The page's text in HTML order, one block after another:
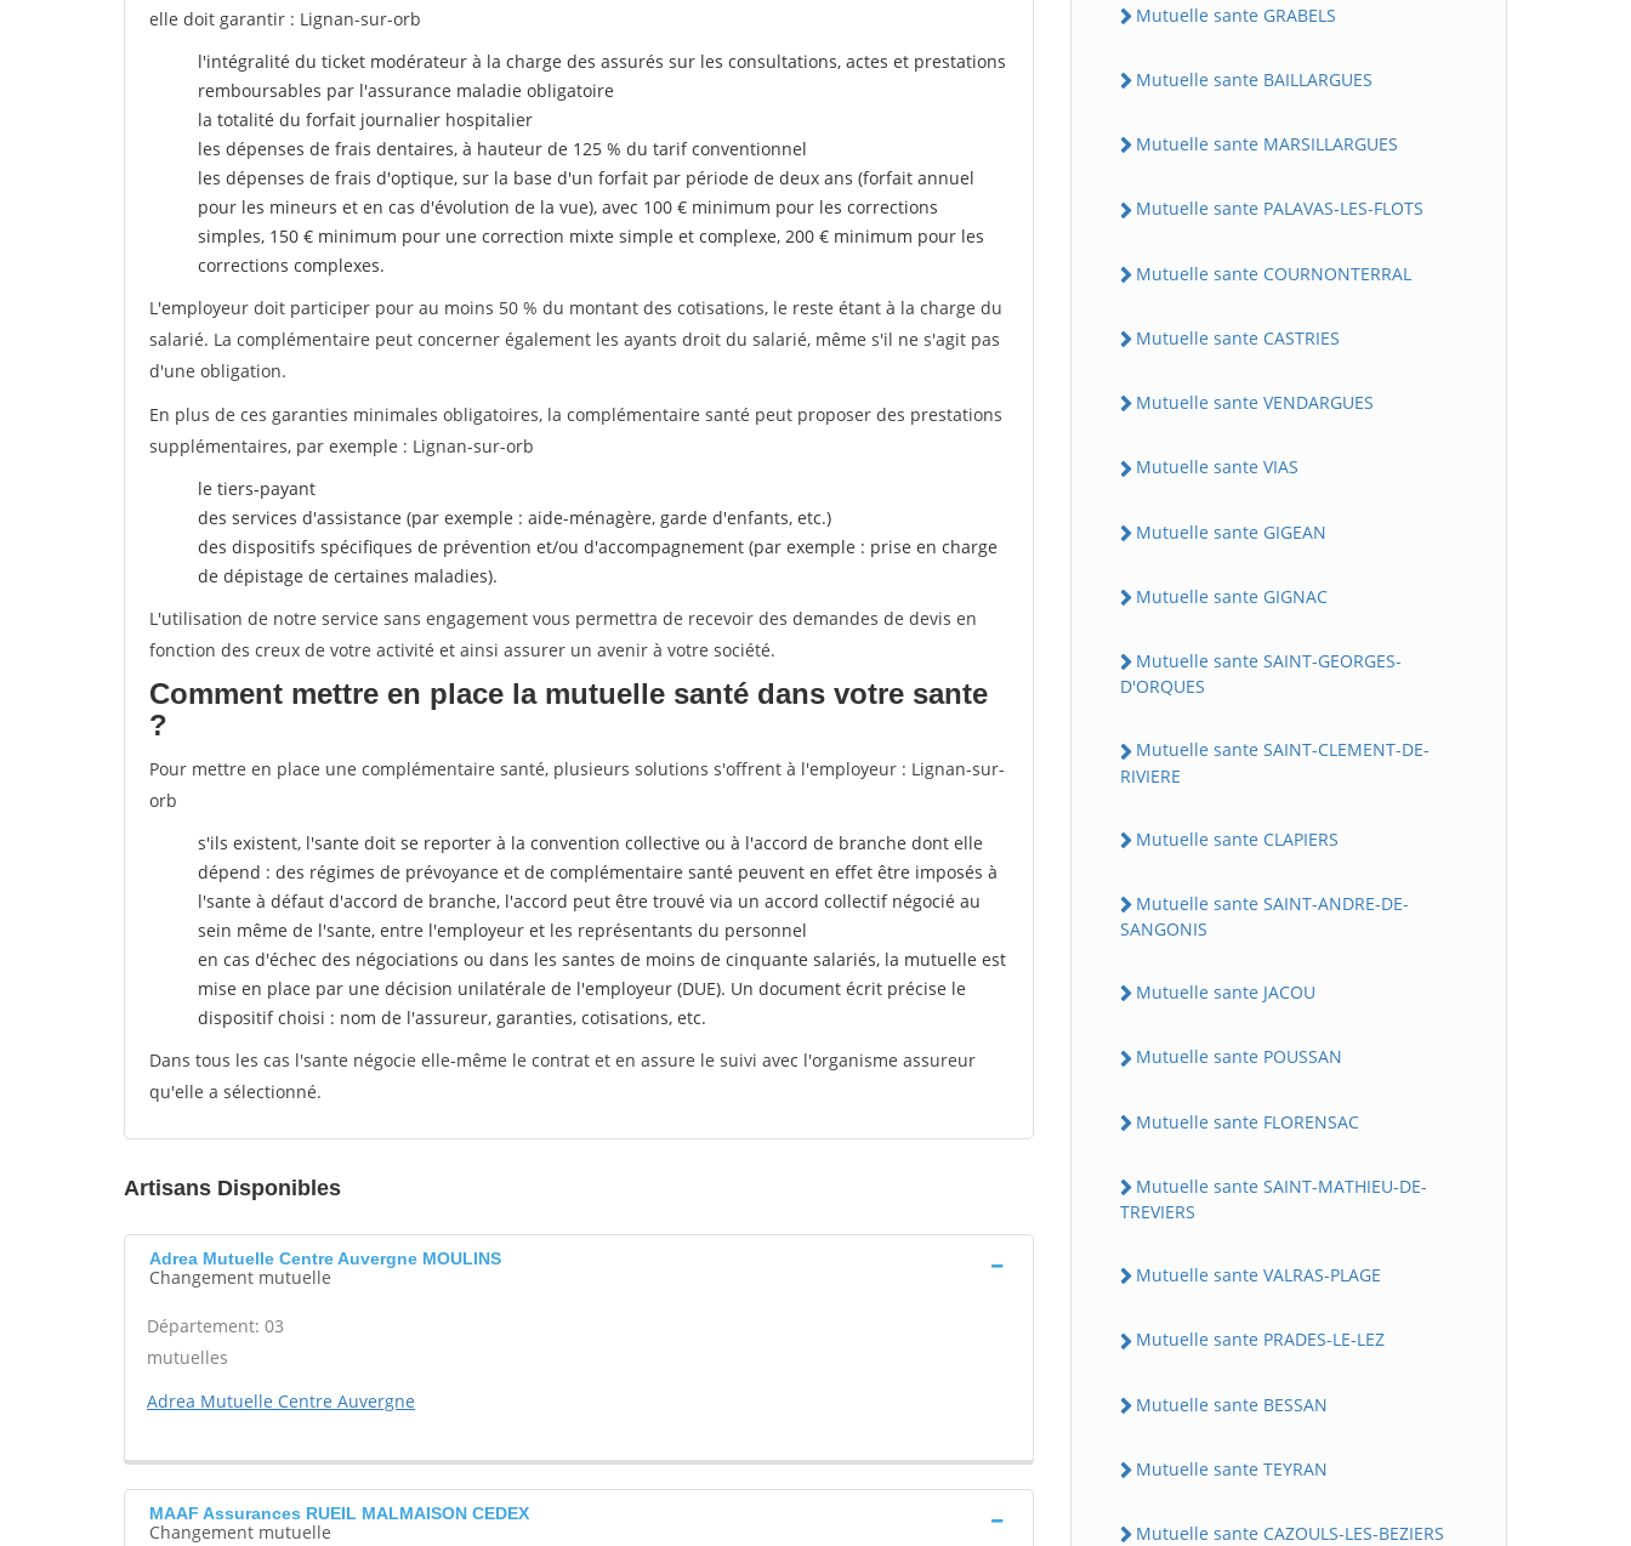
elle doit garantir : Lignan-sur-orb
l'intégralité du ticket modérateur à la charge des assurés sur les consultations, actes et prestations
remboursables par l'assurance maladie obligatoire
la totalité du forfait journalier hospitalier
les dépenses de frais dentaires, à hauteur de 125 % du tarif conventionnel
les dépenses de frais d'optique, sur la base d'un forfait par période de deux ans (forfait annuel
pour les mineurs et en cas d'évolution de la vue), avec 100 € minimum pour les corrections
simples, 150 € minimum pour une correction mixte simple et complexe, 200 € minimum pour les
corrections complexes.
L'employeur doit participer pour au moins 50 % du montant des cotisations, le reste étant à la charge du
salarié. La complémentaire peut concerner également les ayants droit du salarié, même s'il ne s'agit pas
d'une obligation.
En plus de ces garanties minimales obligatoires, la complémentaire santé peut proposer des prestations
supplémentaires, par exemple : Lignan-sur-orb
le tiers-payant
des services d'assistance (par exemple : aide-ménagère, garde d'enfants, etc.)
des dispositifs spécifiques de prévention et/ou d'accompagnement (par exemple : prise en charge
de dépistage de certaines maladies).
L'utilisation de notre service sans engagement vous permettra de recevoir des demandes de devis en
fonction des creux de votre activité et ainsi assurer un avenir à votre société.
Comment mettre en place la mutuelle santé dans votre sante
?
Pour mettre en place une complémentaire santé, plusieurs solutions s'offrent à l'employeur : Lignan-sur-
orb
s'ils existent, l'sante doit se reporter à la convention collective ou à l'accord de branche dont elle
dépend : des régimes de prévoyance et de complémentaire santé peuvent en effet être imposés à
l'sante à défaut d'accord de branche, l'accord peut être trouvé via un accord collectif négocié au
sein même de l'sante, entre l'employeur et les représentants du personnel
en cas d'échec des négociations ou dans les santes de moins de cinquante salariés, la mutuelle est
mise en place par une décision unilatérale de l'employeur (DUE). Un document écrit précise le
dispositif choisi : nom de l'assureur, garanties, cotisations, etc.
Dans tous les cas l'sante négocie elle-même le contrat et en assure le suivi avec l'organisme assureur
qu'elle a sélectionné.
Artisans Disponibles
Adrea Mutuelle Centre Auvergne MOULINS
Changement mutuelle
Département: 03
mutuelles
Adrea Mutuelle Centre Auvergne
MAAF Assurances RUEIL MALMAISON CEDEX
Changement mutuelle
Mutuelle sante GRABELS
Mutuelle sante BAILLARGUES
Mutuelle sante MARSILLARGUES
Mutuelle sante PALAVAS-LES-FLOTS
Mutuelle sante COURNONTERRAL
Mutuelle sante CASTRIES
Mutuelle sante VENDARGUES
Mutuelle sante VIAS
Mutuelle sante GIGEAN
Mutuelle sante GIGNAC
Mutuelle sante SAINT-GEORGES-
D'ORQUES
Mutuelle sante SAINT-CLEMENT-DE-
RIVIERE
Mutuelle sante CLAPIERS
Mutuelle sante SAINT-ANDRE-DE-
SANGONIS
Mutuelle sante JACOU
Mutuelle sante POUSSAN
Mutuelle sante FLORENSAC
Mutuelle sante SAINT-MATHIEU-DE-
TREVIERS
Mutuelle sante VALRAS-PLAGE
Mutuelle sante PRADES-LE-LEZ
Mutuelle sante BESSAN
Mutuelle sante TEYRAN
Mutuelle sante CAZOULS-LES-BEZIERS